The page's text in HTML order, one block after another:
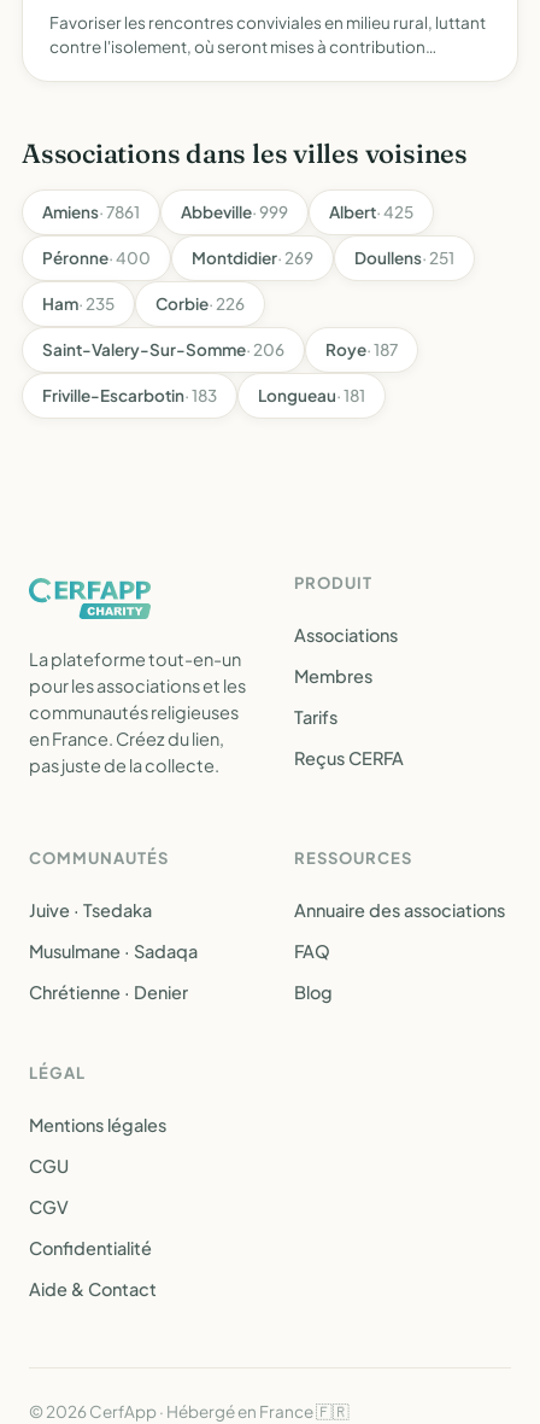
Favoriser les rencontres conviviales en milieu rural, luttant
contre l'isolement, où seront mises à contribution
Associations dans les villes voisines
Amiens· 7861 Abbeville· 999 Albert· 425
Péronne· 400 Montdidier· 269 Doullens· 251
Ham· 235 Corbie· 226
Saint-Valery-Sur-Somme· 206 Roye· 187
Friville-Escarbotin· 183 Longueau· 181
La plateforme tout-en-un
pour les associations et les
communautés religieuses
en France. Créez du lien,
pas juste de la collecte.
PRODUIT
Associations
Membres
Tarifs
Reçus CERFA
COMMUNAUTÉS
Juive · Tsedaka
Musulmane · Sadaqa
Chrétienne · Denier
RESSOURCES
Annuaire des associations
FAQ
Blog
LÉGAL
Mentions légales
CGU
CGV
Confidentialité
Aide & Contact
© 2026 CerfApp · Hébergé en France 🇫🇷